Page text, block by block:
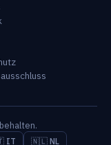
IT 🇳🇱 NL